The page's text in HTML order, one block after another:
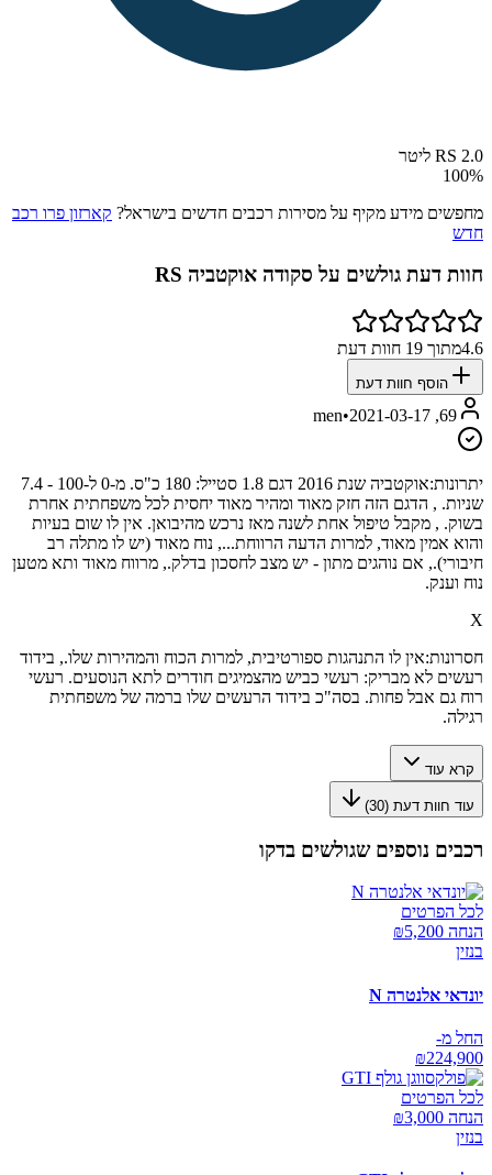
RS 2.0 ליטר
100%
מחפשים מידע מקיף על מסירות רכבים חדשים בישראל? קארזון פרו רכב
חדש
חוות דעת גולשים על סקודה אוקטביה RS
4.6מתוך 19 חוות דעת
הוסף חוות דעת
69, men
•2021-03-17
יתרונות:
אוקטביה שנת 2016 דגם 1.8 סטייל: 180 כ"ס. מ-0 ל-100 - 7.4
שניות. , הדגם הזה חזק מאוד ומהיר מאוד יחסית לכל משפחתית אחרת
בשוק. , מקבל טיפול אחת לשנה מאז נרכש מהיבואן. אין לו שום בעיות
והוא אמין מאוד, למרות הדעה הרווחת..., נוח מאוד (יש לו מתלה רב
חיבורי)., אם נוהגים מתון - יש מצב לחסכון בדלק., מרווח מאוד ותא מטען
נוח וענק.
X
חסרונות:אין לו התנהגות ספורטיבית, למרות הכוח והמהירות שלו., בידוד
רעשים לא מבריק: רעשי כביש מהצמיגים חודרים לתא הנוסעים. רעשי
רוח גם אבל פחות. בסה"כ בידוד הרעשים שלו ברמה של משפחתית
רגילה.
קרא עוד
עוד חוות דעת (30
)
רכבים נוספים שגולשים בדקו
לכל הפרטים
הנחה ₪ 5,200
בנזין
יונדאי אלנטרה N
החל מ-
₪224,900
לכל הפרטים
הנחה ₪ 3,000
בנזין